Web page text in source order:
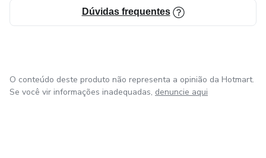
Dúvidas frequentes
O conteúdo deste produto não representa a opinião da Hotmart.
Se você vir informações inadequadas, denuncie aqui